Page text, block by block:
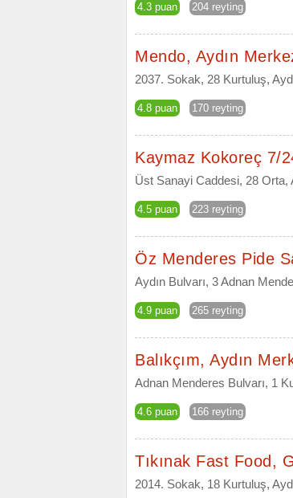
4.3 puan 204 reyting
Mendo, Aydın
2037. Sokak, 28 Kurtuluş,
4.8 puan 170 reyting
Kaymaz Kokoreç 7/
Üst Sanayi Caddesi, 28 Orta,
4.5 puan 223 reyting
Öz Menderes Pide
Aydın Bulvarı, 3 Adnan
4.9 puan 265 reyting
Balıkçım, Aydın
Adnan Menderes Bulvarı, 1
4.6 puan 166 reyting
Tıkınak Fast Food,
2014. Sokak, 18 Kurtuluş,